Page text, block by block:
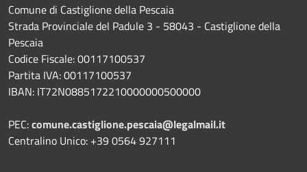
Comune di Castiglione della Pescaia
Strada Provinciale del Padule 3 - 58043 - Castiglione della
Pescaia
Codice Fiscale: 00117100537
Partita IVA: 00117100537
IBAN: IT72N0885172210000000500000
PEC:comune.castiglione.pescaia@legalmail.it
Centralino Unico: +39 0564 927111